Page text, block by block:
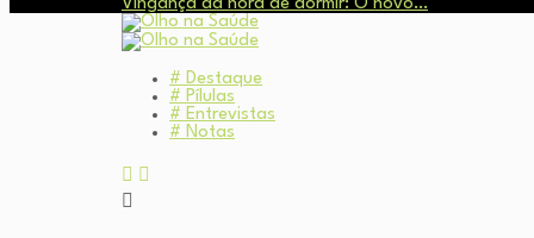
Vingança da hora de dormir: O novo…
# Destaque
# Pílulas
# Entrevistas
# Notas